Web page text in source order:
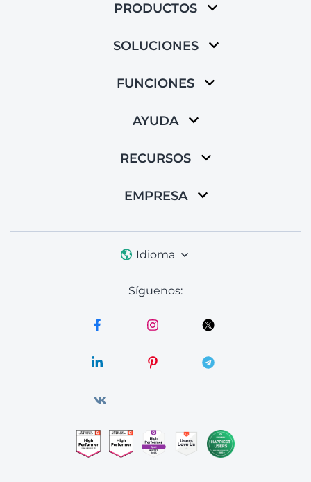
PRODUCTOS
SOLUCIONES
FUNCIONES
AYUDA
RECURSOS
EMPRESA
Idioma
Síguenos: